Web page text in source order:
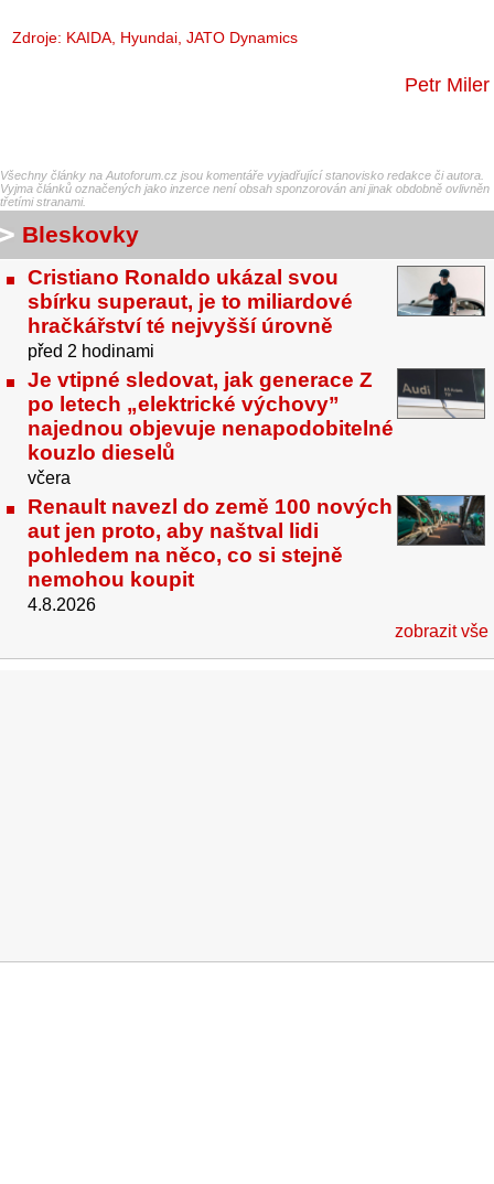
Zdroje: KAIDA, Hyundai, JATO Dynamics
Petr Miler
Všechny články na Autoforum.cz jsou komentáře vyjadřující stanovisko redakce či autora.
Vyjma článků označených jako inzerce není obsah sponzorován ani jinak obdobně ovlivněn
třetími stranami.
Bleskovky
Cristiano Ronaldo ukázal svou
sbírku superaut, je to miliardové
hračkářství té nejvyšší úrovně
před 2 hodinami
Je vtipné sledovat, jak generace Z
po letech „elektrické výchovy”
najednou objevuje nenapodobitelné
kouzlo dieselů
včera
Renault navezl do země 100 nových
aut jen proto, aby naštval lidi
pohledem na něco, co si stejně
nemohou koupit
4.8.2026
zobrazit vše